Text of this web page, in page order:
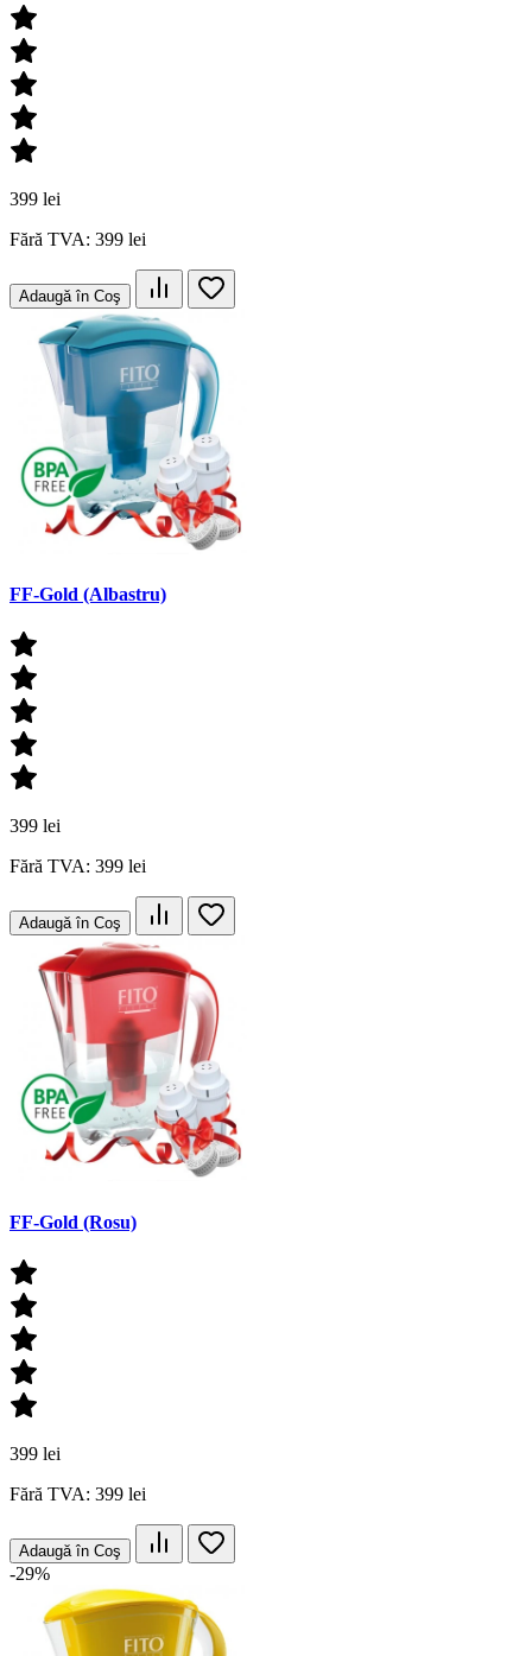
399 lei
Fără TVA: 399 lei
Adaugă în Coş
FF-Gold (Albastru)
399 lei
Fără TVA: 399 lei
Adaugă în Coş
FF-Gold (Rosu)
399 lei
Fără TVA: 399 lei
Adaugă în Coş
-29%